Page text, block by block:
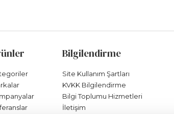
Bilgilendirme
Site Kullanım Şartları
KVKK Bilgilendirme
Bilgi Toplumu Hizmetleri
İletişim